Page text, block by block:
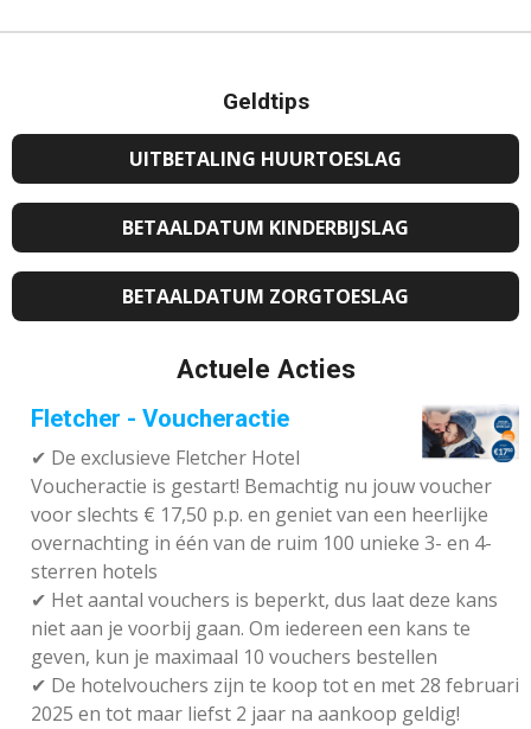
Geldtips
UITBETALING HUURTOESLAG
BETAALDATUM KINDERBIJSLAG
BETAALDATUM ZORGTOESLAG
Actuele Acties
Fletcher - Voucheractie
✔ De exclusieve Fletcher Hotel
Voucheractie is gestart! Bemachtig nu jouw voucher
voor slechts € 17,50 p.p. en geniet van een heerlijke
overnachting in één van de ruim 100 unieke 3- en 4-
sterren hotels
✔ Het aantal vouchers is beperkt, dus laat deze kans
niet aan je voorbij gaan. Om iedereen een kans te
geven, kun je maximaal 10 vouchers bestellen
✔ De hotelvouchers zijn te koop tot en met 28 februari
2025 en tot maar liefst 2 jaar na aankoop geldig!